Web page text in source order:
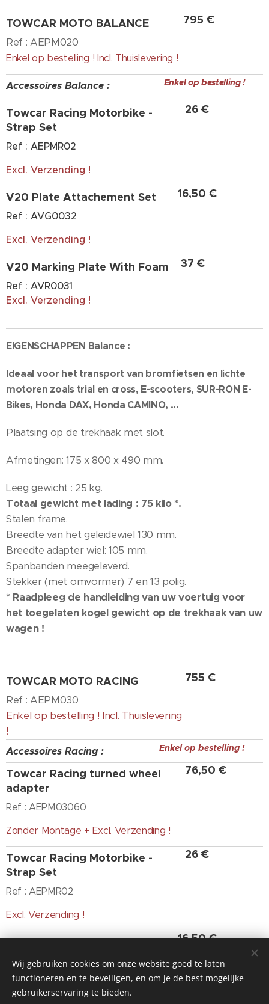
TOWCAR MOTO BALANCE
Ref : AEPM020
Enkel op bestelling ! Incl. Thuislevering !
795 €
Accessoires Balance : Enkel op bestelling !
Towcar Racing Motorbike -
Strap Set
Ref : AEPMR02
Excl. Verzending !
26 €
V20 Plate Attachement Set
Ref : AVG0032
Excl. Verzending !
16,50 €
V20 Marking Plate With Foam
Ref : AVR0031
Excl. Verzending !
37 €
EIGENSCHAPPEN Balance :
Ideaal voor het transport van bromfietsen en lichte
motoren zoals trial en cross, E-scooters, SUR-RON E-
Bikes, Honda DAX, Honda CAMINO, ...
Plaatsing op de trekhaak met slot.
Afmetingen: 175 x 800 x 490 mm.
Leeg gewicht : 25 kg.
Totaal gewicht met lading : 75 kilo *.
Stalen frame.
Breedte van het geleidewiel 130 mm.
Breedte adapter wiel: 105 mm.
Spanbanden meegeleverd.
Stekker (met omvormer) 7 en 13 polig.
* Raadpleeg de handleiding van uw voertuig voor
het toegelaten kogel gewicht op de trekhaak van uw
wagen !
TOWCAR MOTO RACING
Ref : AEPM030
Enkel op bestelling ! Incl. Thuislevering
!
755 €
Accessoires Racing : Enkel op bestelling !
Towcar Racing turned wheel
adapter
Ref : AEPM03060
Zonder Montage + Excl. Verzending !
76,50 €
Towcar Racing Motorbike -
Strap Set
Ref : AEPMR02
Excl. Verzending !
26 €
V20 Plate Attachement Set
Ref : AVG0032
Excl. Verzending !
16,50 €
Wij gebruiken cookies om onze website goed te laten
functioneren en te beveiligen, en om je de best mogelijke
gebruikerservaring te bieden.